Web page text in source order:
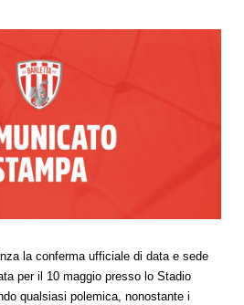
la conferma ufficiale di data e sede
per il 10 maggio presso lo Stadio
qualsiasi polemica, nonostante i